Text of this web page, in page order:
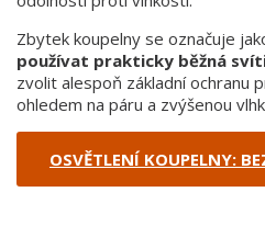
Zbytek koupelny se označuje
používat prakticky běžná
zvolit alespoň základní ochranu
ohledem na páru a zvýšenou
OSVĚTLENÍ KOUPELNY: